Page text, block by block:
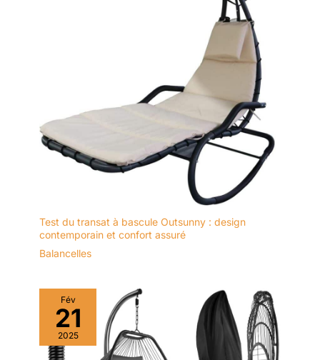
Test du transat à bascule Outsunny : design
contemporain et confort assuré
Balancelles
Fév
21
2025